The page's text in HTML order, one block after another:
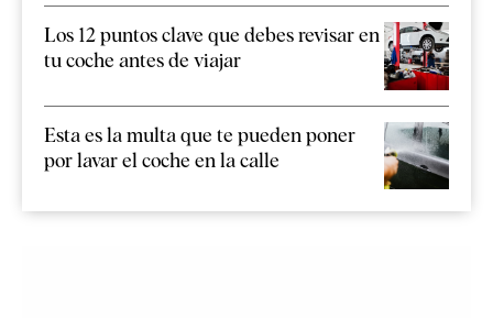
Los 12 puntos clave que debes revisar en
tu coche antes de viajar
Esta es la multa que te pueden poner
por lavar el coche en la calle